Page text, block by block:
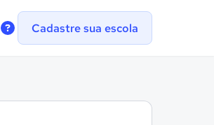
Contate-Cadastre sua escola